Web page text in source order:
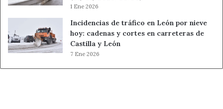
1 Ene 2026
Incidencias de tráfico en León por nieve
hoy: cadenas y cortes en carreteras de
Castilla y León
7 Ene 2026